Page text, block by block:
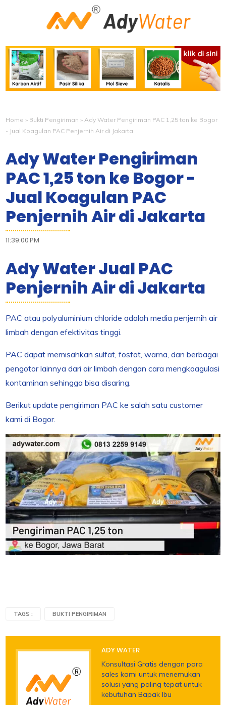
Home » Bukti Pengiriman » Ady Water Pengiriman PAC 1,25 ton ke Bogor
- Jual Koagulan PAC Penjernih Air di Jakarta
Ady Water Pengiriman
PAC 1,25 ton ke Bogor -
Jual Koagulan PAC
Penjernih Air di Jakarta
11:39:00 PM
Ady Water Jual PAC
Penjernih Air di Jakarta
PAC atau polyaluminium chloride adalah media penjernih air
limbah dengan efektivitas tinggi.
PAC dapat memisahkan sulfat, fosfat, warna, dan berbagai
pengotor lainnya dari air limbah dengan cara mengkoagulasi
kontaminan sehingga bisa disaring.
Berikut update pengiriman PAC ke salah satu customer
kami di Bogor.
TAGS : BUKTI PENGIRIMAN
ADY WATER
Konsultasi Gratis dengan para
sales kami untuk menemukan
solusi yang paling tepat untuk
kebutuhan Bapak Ibu